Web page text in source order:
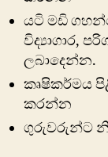
යටි මඩි
විද්‍යාගාර,
ලබාදෙන්න.
කෘෂිකර්මය
කරන්න
ගුරුවරුන්ට